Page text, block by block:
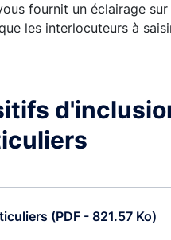
fournit un éclairage
les interlocuteurs à
(PDF - 821.57 Ko)